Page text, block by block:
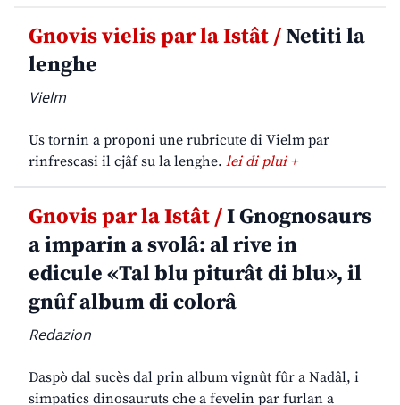
Gnovis vielis par la Istât /Netiti la
lenghe
Vielm
Us tornin a proponi une rubricute di Vielm par
rinfrescasi il cjâf su la lenghe. lei di plui +
Gnovis par la Istât /I Gnognosaurs
a imparin a svolâ: al rive in
edicule «Tal blu piturât di blu», il
gnûf album di colorâ
Redazion
Daspò dal sucès dal prin album vignût fûr a Nadâl, i
simpatics dinosauruts che a fevelin par furlan a